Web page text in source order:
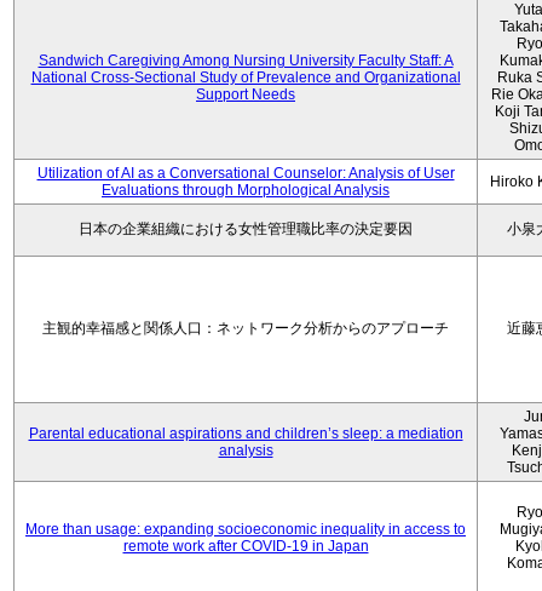
Sandwich Caregiving Among Nursing University Faculty Staff: A
National Cross-Sectional Study of Prevalence and Organizational
Support Needs
Ruka
Rie
Koji
Utilization of AI as a Conversational Counselor: Analysis of User
Evaluations through Morphological Analysis
Hiroko
日本の企業組織における女性管理職比率の決定要因 小泉
主観的幸福感と関係人口：ネットワーク分析からのアプローチ 近藤
Parental educational aspirations and children’s sleep: a mediation
analysis
More than usage: expanding socioeconomic inequality in access to
remote work after COVID-19 in Japan